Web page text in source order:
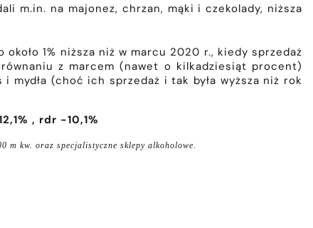
m.in. na majonez, chrzan, mąki i czekolady, niższa
1% niższa niż w marcu 2020 r., kiedy sprzedaż
z marcem (nawet o kilkadziesiąt procent)
mydła (choć ich sprzedaż i tak była wyższa niż rok
, rdr -10,1%
m kw. oraz specjalistyczne sklepy alkoholowe.